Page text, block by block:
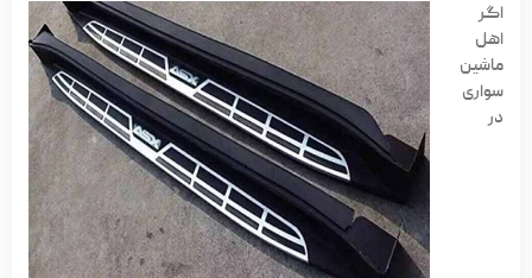
اگر
اهل
ماشین
سواری
در